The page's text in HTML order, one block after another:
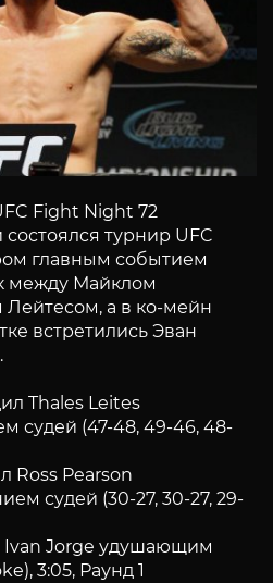
Fight Night 72
турнир UFC
главным событием
между Майклом
а в ко-мейн
встретились Эван
Thales Leites
судей (47-48, 49-46, 48-
Ross Pearson
судей (30-27, 30-27, 29-
Ivan Jorge удушающим
3:05, Раунд 1